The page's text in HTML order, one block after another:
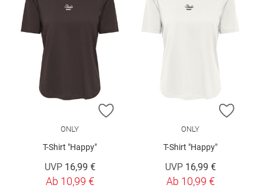
ZUR WUNSCHLISTE HINZUFÜGEN
ONLY
T-Shirt "Happy"
UVP 16,99 €
Ab 10,99 €
ZUR
ONLY
T-Shirt "Happy"
UVP 16,99 €
Ab 10,99 €